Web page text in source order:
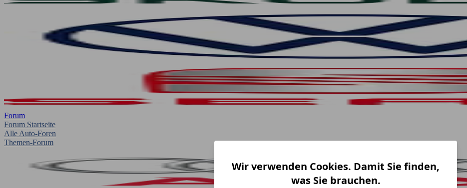
Forum
Forum Startseite
Alle Auto-Foren
Themen-Forum
Wir verwenden Cookies. Damit Sie finden,
was Sie brauchen.